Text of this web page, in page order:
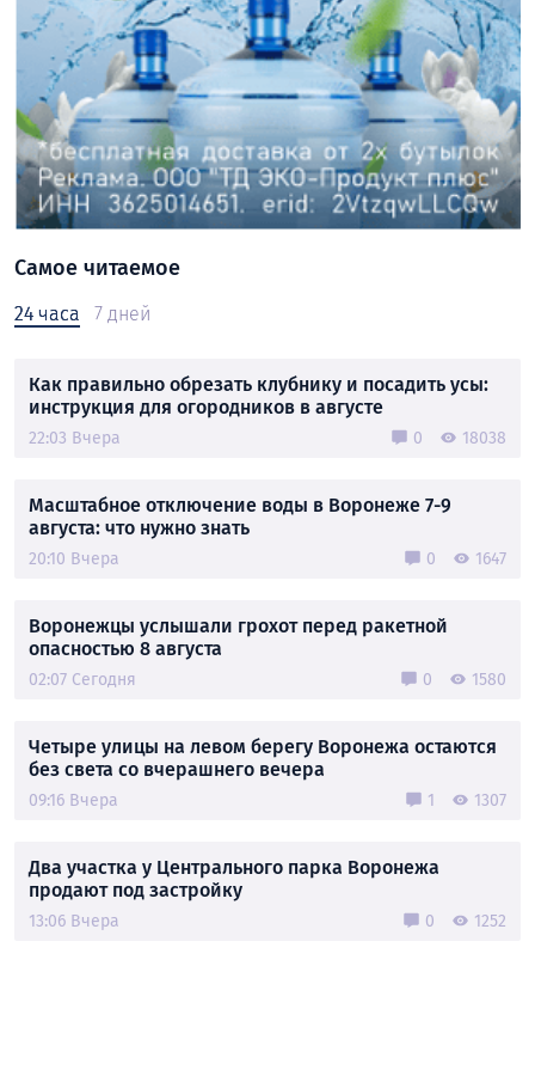
Самое читаемое
24 часа 7 дней
Как правильно обрезать клубнику и посадить усы:
инструкция для огородников в августе
22:03 Вчера 0 18038
Масштабное отключение воды в Воронеже 7-9
августа: что нужно знать
20:10 Вчера 0 1647
Воронежцы услышали грохот перед ракетной
опасностью 8 августа
02:07 Сегодня 0 1580
Четыре улицы на левом берегу Воронежа остаются
без света со вчерашнего вечера
09:16 Вчера 1 1307
Два участка у Центрального парка Воронежа
продают под застройку
13:06 Вчера 0 1252